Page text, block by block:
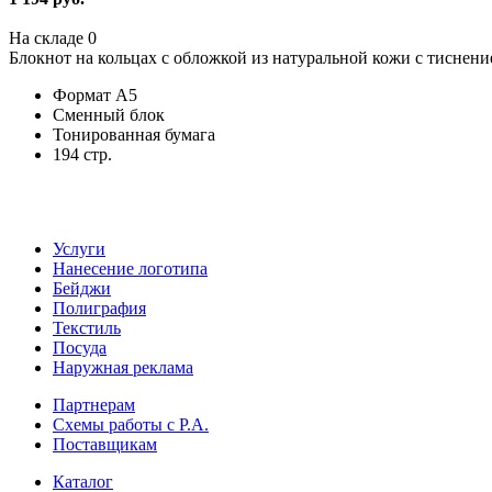
На складе 0
Блокнот на кольцах с обложкой из натуральной кожи с
Формат А5
Сменный блок
Тонированная бумага
194 стр.
Услуги
Нанесение логотипа
Бейджи
Полиграфия
Текстиль
Посуда
Наружная реклама
Партнерам
Схемы работы с Р.А.
Поставщикам
Каталог